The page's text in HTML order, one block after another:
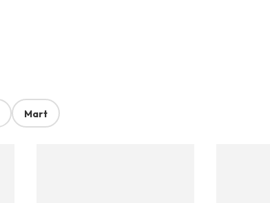
Mart